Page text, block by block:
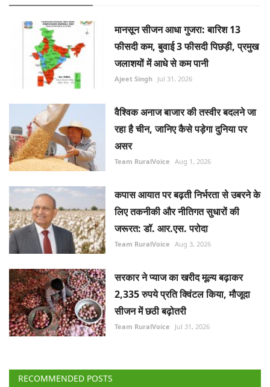
Agri Start-Ups
Language
English Hindi
मानसून सीजन आधा गुजरा: बारिश 13
फीसदी कम, बुवाई 3 फीसदी पिछड़ी, प्रमुख
जलाशयों में आधे से कम पानी
Ajeet Singh Jul 31, 2026
वैश्विक अनाज बाजार की तस्वीर बदलने जा
रहा है चीन, जानिए कैसे पड़ेगा दुनिया पर
असर
Team RuralVoice Aug 1, 2026
कपास आयात पर बढ़ती निर्भरता से उबरने के
लिए तकनीकी और नीतिगत सुधारों की
जरूरत: डॉ. आर.एस. परोदा
Team RuralVoice Aug 3, 2026
सरकार ने प्याज का खरीद मूल्य बढ़ाकर
2,335 रुपये प्रति क्विंटल किया, मौजूदा
सीजन में छठी बढ़ोतरी
Team RuralVoice Jul 31, 2026
RECOMMENDED POSTS